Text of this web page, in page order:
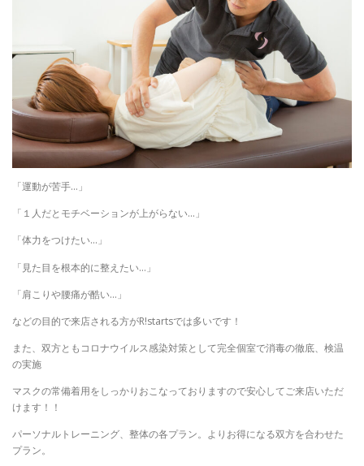
「運動が苦手…」
「１人だとモチベーションが上がらない…」
「体力をつけたい…」
「見た目を根本的に整えたい…」
「肩こりや腰痛が酷い…」
などの目的で来店される方がR!startsでは多いです！
また、双方ともコロナウイルス感染対策として完全個室で消毒の徹底、検温
の実施
マスクの常備着用をしっかりおこなっておりますので安心してご来店いただ
けます！！
パーソナルトレーニング、整体の各プラン。よりお得になる双方を合わせた
プラン。